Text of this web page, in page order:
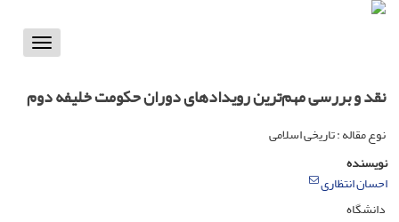
Toggle
نقد و بررسی مهم‌ترین رویدادهای دوران حکومت خلیفه دوم
نوع مقاله : تاریخی اسلامی
نویسنده
احسان انتظاری
دانشگاه